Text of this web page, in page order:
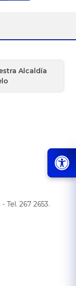
Alcaldía
Tel. 267 2653.